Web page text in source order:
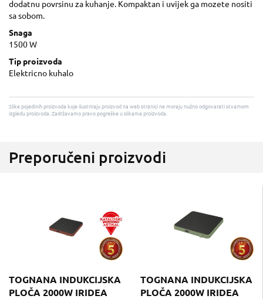
dodatnu povrsinu za kuhanje. Kompaktan i uvijek ga mozete nositi
sa sobom.
Snaga
1500 W
Tip proizvoda
Elektricno kuhalo
Slike pojedinih proizvoda koje ilustriraju proizvod na web stranici ne moraju nužno odgovarati stvarnom
izgledu proizvoda. Zadržavamo pravo pogreške u slikama proizvoda.
Preporučeni proizvodi
TOGNANA INDUKCIJSKA
PLOČA 2000W IRIDEA
TOGNANA INDUKCIJSKA
PLOČA 2000W IRIDEA